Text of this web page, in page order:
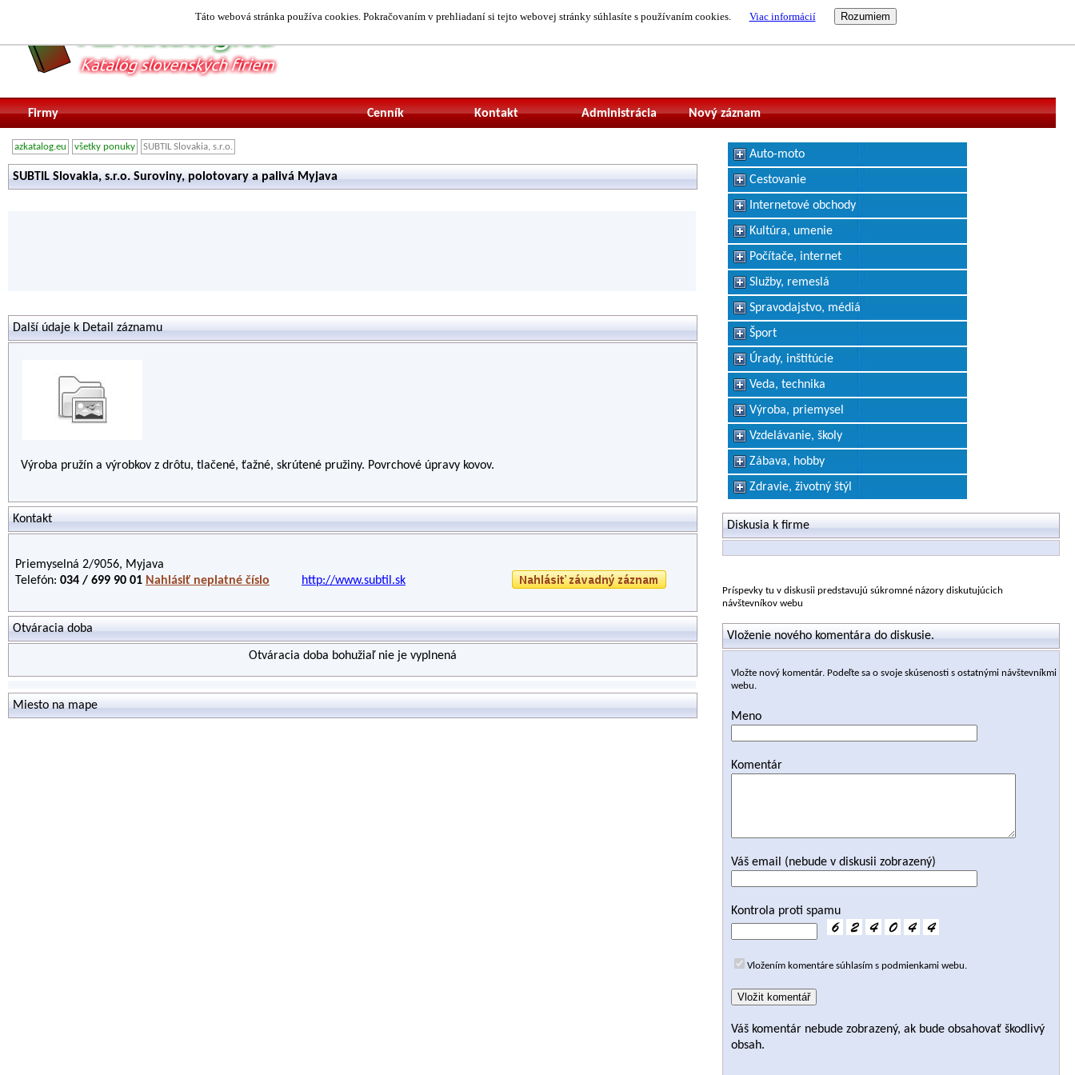
Táto webová stránka používa cookies. Pokračovaním v prehliadaní si tejto webovej stránky súhlasíte s používaním cookies. Viac informácií
Firmy Nový záznam
Administrácia
Kontakt
Cenník
azkatalog.eu všetky ponuky SUBTIL Slovakia, s.r.o.
SUBTIL Slovakia, s.r.o. Suroviny, polotovary a palivá Myjava
Další údaje k Detail záznamu
Výroba pružín a výrobkov z drôtu, tlačené, ťažné, skrútené pružiny. Povrchové úpravy kovov.
Kontakt
Priemyselná 2/9056, Myjava
Telefón: 034 / 699 90 01 Nahlásiť neplatné číslo http://www.subtil.sk
Otváracia doba
Otváracia doba bohužiaľ nie je vyplnená
Miesto na mape
Auto-moto
Cestovanie
Internetové obchody
Kultúra, umenie
Počítače, internet
Služby, remeslá
Spravodajstvo, médiá
Šport
Úrady, inštitúcie
Veda, technika
Výroba, priemysel
Vzdelávanie, školy
Zábava, hobby
Zdravie, životný štýl
Diskusia k firme
Príspevky tu v diskusii predstavujú súkromné názory diskutujúcich
návštevníkov webu
Vloženie nového komentára do diskusie.
Vložte nový komentár. Podeľte sa o svoje skúsenosti s ostatnými návštevníkmi
webu.
Meno
Komentár
Váš email (nebude v diskusii zobrazený)
Kontrola proti spamu
Vložením komentáre súhlasím s podmienkami webu.
Váš komentár nebude zobrazený, ak bude obsahovať škodlivý
obsah.